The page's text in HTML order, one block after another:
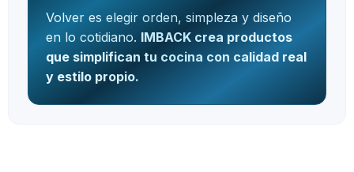
Volver es elegir orden, simpleza y diseño
en lo cotidiano. IMBACK crea productos
que simplifican tu cocina con calidad real
y estilo propio.